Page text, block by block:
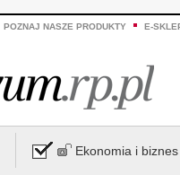
POZNAJ NASZE PRODUKTY E-
Ekonomia i biznes